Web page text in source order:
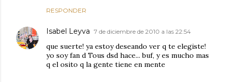
RESPONDER
Isabel Leyva 7 de diciembre de 2010 a las 22:54
que suerte! ya estoy deseando ver q te elegiste!
yo soy fan d Tous dsd hace... buf, y es mucho mas
q el osito q la gente tiene en mente